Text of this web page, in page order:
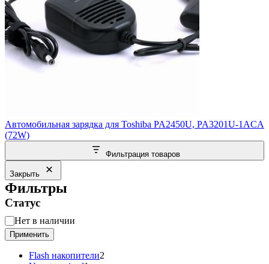
Автомобильная зарядка для Toshiba PA2450U, PA3201U-1ACA
(72W)
Фильтрация товаров
Закрыть
Фильтры
Статус
Статус
Нет в наличии
Применить
Flash накопители2